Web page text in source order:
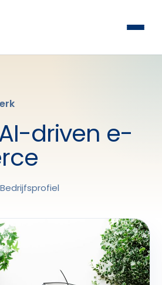
driven e-
Bedrijfsprofiel